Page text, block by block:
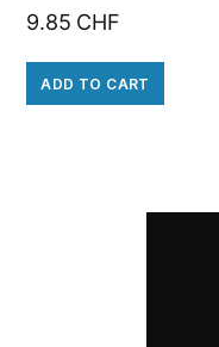
9.85 CHF
ADD TO CART